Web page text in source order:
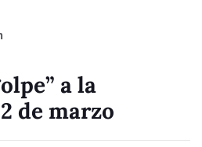
a la
de marzo